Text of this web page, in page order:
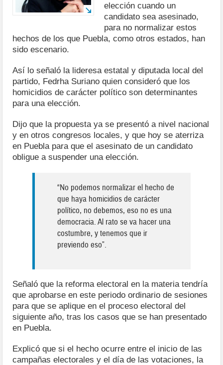
elección cuando un
candidato sea asesinado,
para no normalizar estos
hechos de los que Puebla, como otros estados, han
sido escenario.
Así lo señaló la lideresa estatal y diputada local del
partido, Fedrha Suriano quien consideró que los
homicidios de carácter político son determinantes
para una elección.
Dijo que la propuesta ya se presentó a nivel nacional
y en otros congresos locales, y que hoy se aterriza
en Puebla para que el asesinato de un candidato
obligue a suspender una elección.
“No podemos normalizar el hecho de
que haya homicidios de carácter
político, no debemos, eso no es una
democracia. Al rato se va hacer una
costumbre, y tenemos que ir
previendo eso”.
Señaló que la reforma electoral en la materia tendría
que aprobarse en este periodo ordinario de sesiones
para que se aplique en el proceso electoral del
siguiente año, tras los casos que se han presentado
en Puebla.
Explicó que si el hecho ocurre entre el inicio de las
campañas electorales y el día de las votaciones, la